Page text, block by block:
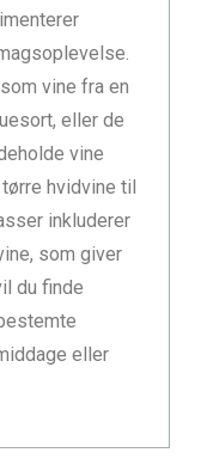
vine fra en
eller de
vine
hvidvine til
inkluderer
som giver
du finde
eller